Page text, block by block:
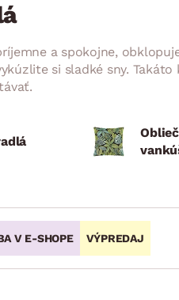
a spokojne,
si sladké sny.
V E-SHOPE VÝPREDAJ